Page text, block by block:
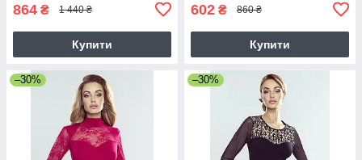
864 ₴ 1 440 ₴
Купити
602 ₴ 860 ₴
Купити
–30% –30%